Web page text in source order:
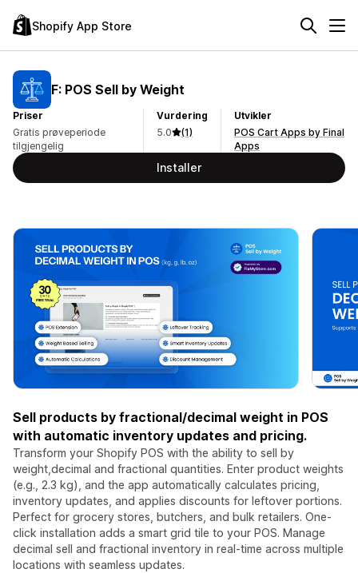
Shopify App Store
F: POS Sell by Weight
Priser
Gratis prøveperiode
tilgjengelig
Vurdering
5.0
(1)
Utvikler
POS Cart Apps by Final
Apps
Installer
Sell products by fractional/decimal weight in POS
with automatic inventory updates and pricing.
Transform your Shopify POS with the ability to sell by
weight,decimal and fractional quantities. Enter product weights
(e.g., 2.3 kg), and the app automatically calculates pricing,
inventory updates, and applies discounts for leftover portions.
Perfect for grocery stores, butchers, and bulk retailers. One-
click installation adds a smart grid tile to your POS. Manage
decimal sell and fractional inventory in real-time across multiple
locations with seamless updates.